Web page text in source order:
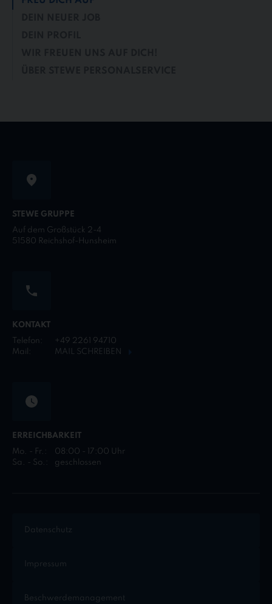
STEWE GRUPPE
Auf dem Großstück 2-4
51580 Reichshof-Hunsheim
KONTAKT
Telefon:
+49 2261 94710
Mail:
MAIL SCHREIBEN
ERREICHBARKEIT
Mo. - Fr.:
08:00 - 17:00 Uhr
Sa. - So.:
geschlossen
Datenschutz
Impressum
Beschwerdemanagement